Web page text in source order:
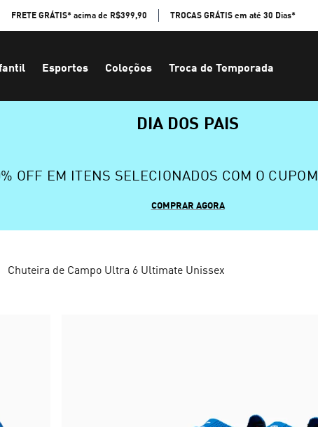
FRETE GRÁTIS* acima de R$399,90 TROCAS GRÁTIS em até 30 Dias*
Esportes Coleções Troca de Temporada
DIA DOS PAIS
OFF EM ITENS SELECIONADOS COM O CUPOM
COMPRAR AGORA
Chuteira de Campo Ultra 6 Ultimate Unissex